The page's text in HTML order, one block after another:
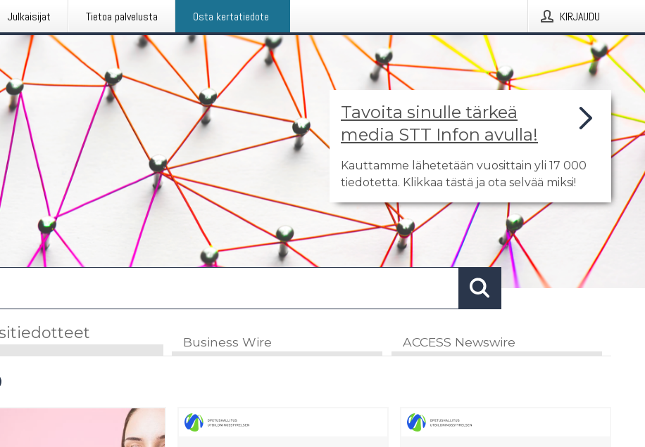
Julkaisijat Tietoa palvelusta Osta kertatiedote KIRJAUDU
Tavoita sinulle tärkeä
media STT Infon avulla!
Kauttamme lähetetään vuosittain yli 17 000
tiedotetta. Klikkaa tästä ja ota selvää miksi!
Business Wire ACCESS Newswire